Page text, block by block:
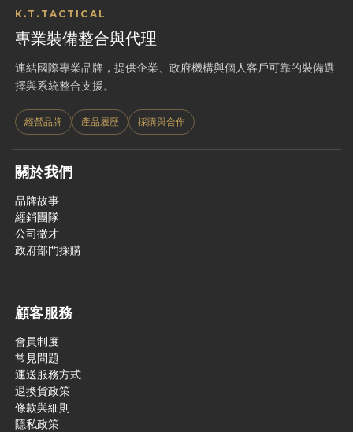
K.T.TACTICAL
專業裝備整合與代理
連結國際專業品牌，提供企業、政府機構與個人客戶可靠的裝備選
擇與系統整合支援。
經營品牌 產品履歷 採購與合作
關於我們
品牌故事
經銷團隊
公司徵才
政府部門採購
顧客服務
會員制度
常見問題
運送服務方式
退換貨政策
條款與細則
隱私政策